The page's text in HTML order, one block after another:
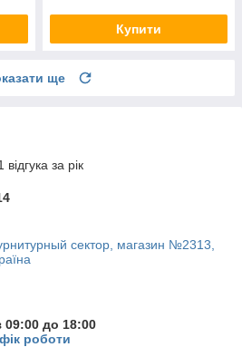
Купити
ще
за рік
сектор, магазин №2313,
09:00 до 18:00
роботи